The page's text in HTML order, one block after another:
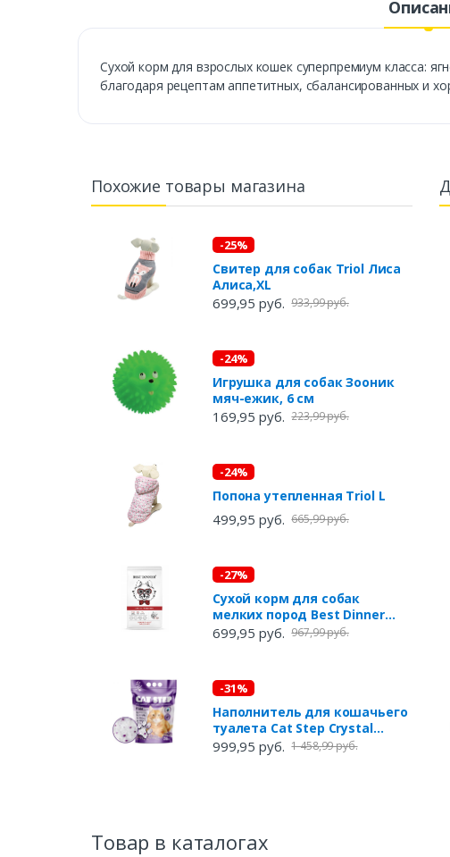
Сухой корм для взрослых кошек суперпремиум класса:
благодаря рецептам аппетитных, сбалансированных и
Похожие товары магазина
-25%
Свитер для собак Triol Лиса
Алиса,XL
699,95 руб. 933,99 руб.
-24%
Игрушка для собак Зооник
мяч-ежик, 6 см
169,95 руб. 223,99 руб.
-24%
Попона утепленная Triol L
499,95 руб. 665,99 руб.
-27%
Сухой корм для собак
мелких пород Best Dinner
ягненок с томатами, 1,5 кг
699,95 руб. 967,99 руб.
-31%
Наполнитель для кошачьего
туалета Cat Step Crystal
Lavender силикагелевый
999,95 руб. 1 458,99 руб.
Товар в каталогах